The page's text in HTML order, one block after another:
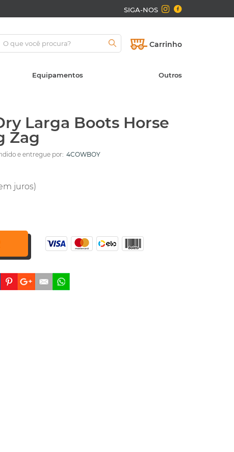
SIGA-NOS
Carrinho
Equipamentos Outros
Larga Boots Horse
Zag
e entregue por: 4COWBOY
juros)